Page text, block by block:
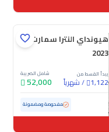
هيونداي النترا سمارت
2023
يبدأ القسط من
1,122
/شهرياً
شامل الضريبة
52,000
مفحوصة ومضمونة